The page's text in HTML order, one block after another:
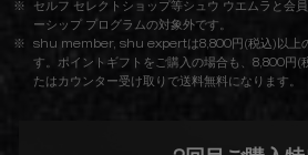
※
セルフ セレクトショップ等シュウ ウエムラと会
ーシップ プログラムの対象外です。
※
shu member, shu expertは8,800円(税込)以上の
す。ポイントギフトをご購入の場合も、8,800円(
たはカウンター受け取りで送料無料になります。​